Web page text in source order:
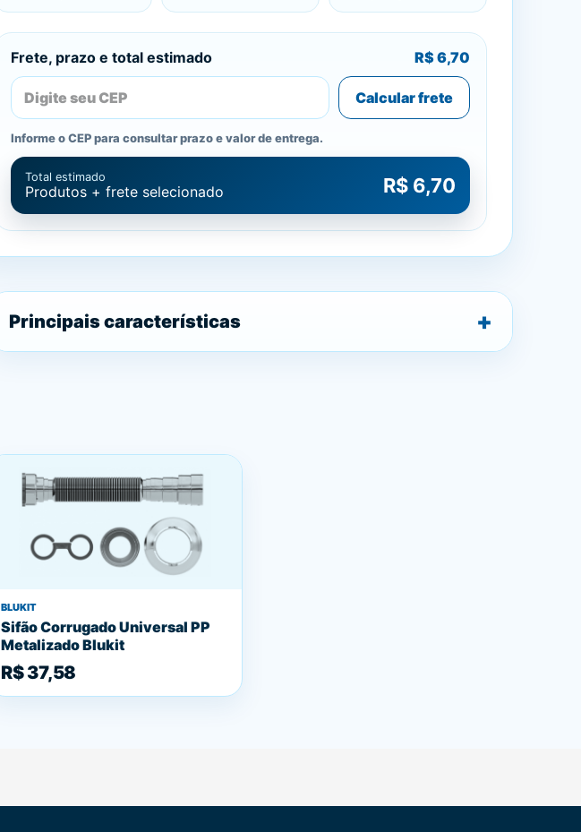
Frete, prazo e total estimado R$ 6,70
Calcular frete
Informe o CEP para consultar prazo e valor de entrega.
Total estimado
Produtos + frete selecionado R$ 6,70
Principais características
BLUKIT
Sifão Corrugado Universal PP
Metalizado Blukit
R$ 37,58